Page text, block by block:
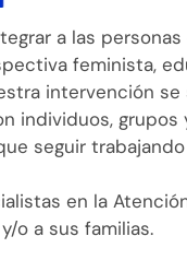
a las
feminista,
intervención
individuos, grupos
seguir
en la
o a sus familias.